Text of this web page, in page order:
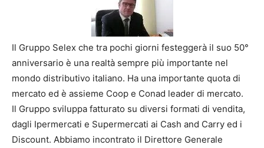
Il Gruppo Selex che tra pochi giorni festeggerà il suo 50°
anniversario è una realtà sempre più importante nel
mondo distributivo italiano. Ha una importante quota di
mercato ed è assieme Coop e Conad leader di mercato.
Il Gruppo sviluppa fatturato su diversi formati di vendita,
dagli Ipermercati e Supermercati ai Cash and Carry ed i
Discount. Abbiamo incontrato il Direttore Generale